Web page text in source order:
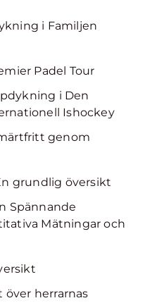
i Familjen
Padel Tour
i Den
Ishockey
genom
grundlig översikt
Spännande
Mätningar och
över herrarnas